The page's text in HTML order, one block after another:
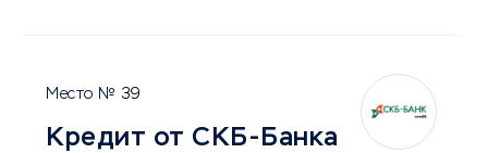
39
Кредит от СКБ-Банка